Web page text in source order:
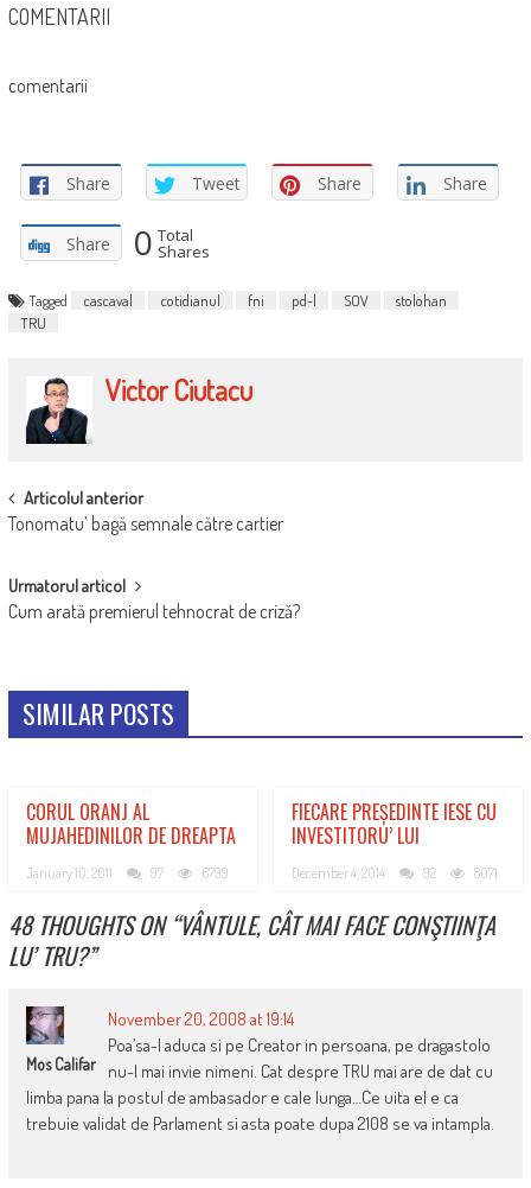
COMENTARII
comentarii
Share Tweet Share Share
Share 0 Total
Shares
Tagged cascaval cotidianul fni pd-l SOV
stolohan
TRU
Victor Ciutacu
POST
NAVIGATION
Articolul anterior
Tonomatu’ bagă semnale către cartier
Urmatorul articol
Cum arată premierul tehnocrat de criză?
SIMILAR POSTS
CORUL ORANJ AL
MUJAHEDINILOR DE DREAPTA
January 10, 2011 97 6799
FIECARE PREȘEDINTE IESE CU
INVESTITORU’ LUI
December 4, 2014 92 8071
48 THOUGHTS ON “VÂNTULE, CÂT MAI FACE CONŞTIINŢA
LU’ TRU?”
Mos Califar
November 20, 2008 at 19:14
Poa’sa-l aduca si pe Creator in persoana, pe dragastolo
nu-l mai invie nimeni. Cat despre TRU mai are de dat cu
limba pana la postul de ambasador e cale lunga…Ce uita el e ca
trebuie validat de Parlament si asta poate dupa 2108 se va intampla.